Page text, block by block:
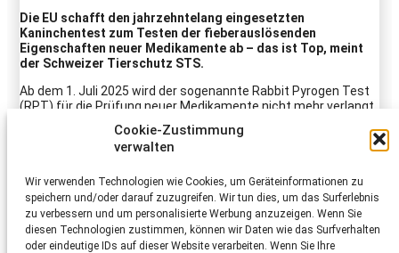
Cookie-Zustimmung
verwalten
Wir verwenden Technologien wie Cookies, um Geräteinformationen zu
speichern und/oder darauf zuzugreifen. Wir tun dies, um das Surferlebnis
zu verbessern und um personalisierte Werbung anzuzeigen. Wenn Sie
diesen Technologien zustimmen, können wir Daten wie das Surfverhalten
oder eindeutige IDs auf dieser Website verarbeiten. Wenn Sie Ihre
Die EU schafft den jahrzehntelang eingesetzten
Kaninchentest zum Testen der fieberauslösenden
Eigenschaften neuer Medikamente ab – das ist Top, meint
der Schweizer Tierschutz STS.
Ab dem 1. Juli 2025 wird der sogenannte Rabbit Pyrogen Test
(RPT) für die Prüfung neuer Medikamente nicht mehr verlangt
setzt das Europäische Arzneibuch künftig auf tierfreie
Alternativmethoden, zum Beispiel den Monozyten-
Blutzellen beruht.
Ein starkes Zeichen – für den Tierschutz, für moderne
Wissenschaft im Sinne der 3R (Replace, Reduce, Refine) und
für eine verantwortungsvolle Arzneimittelentwicklung.